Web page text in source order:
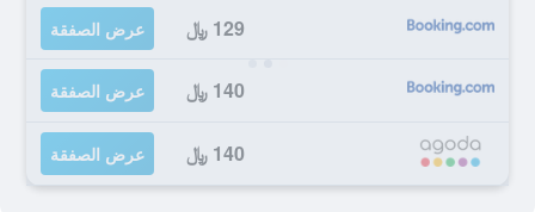
129 ﷼ عرض الصفقة
140 ﷼ عرض الصفقة
140 ﷼ عرض الصفقة